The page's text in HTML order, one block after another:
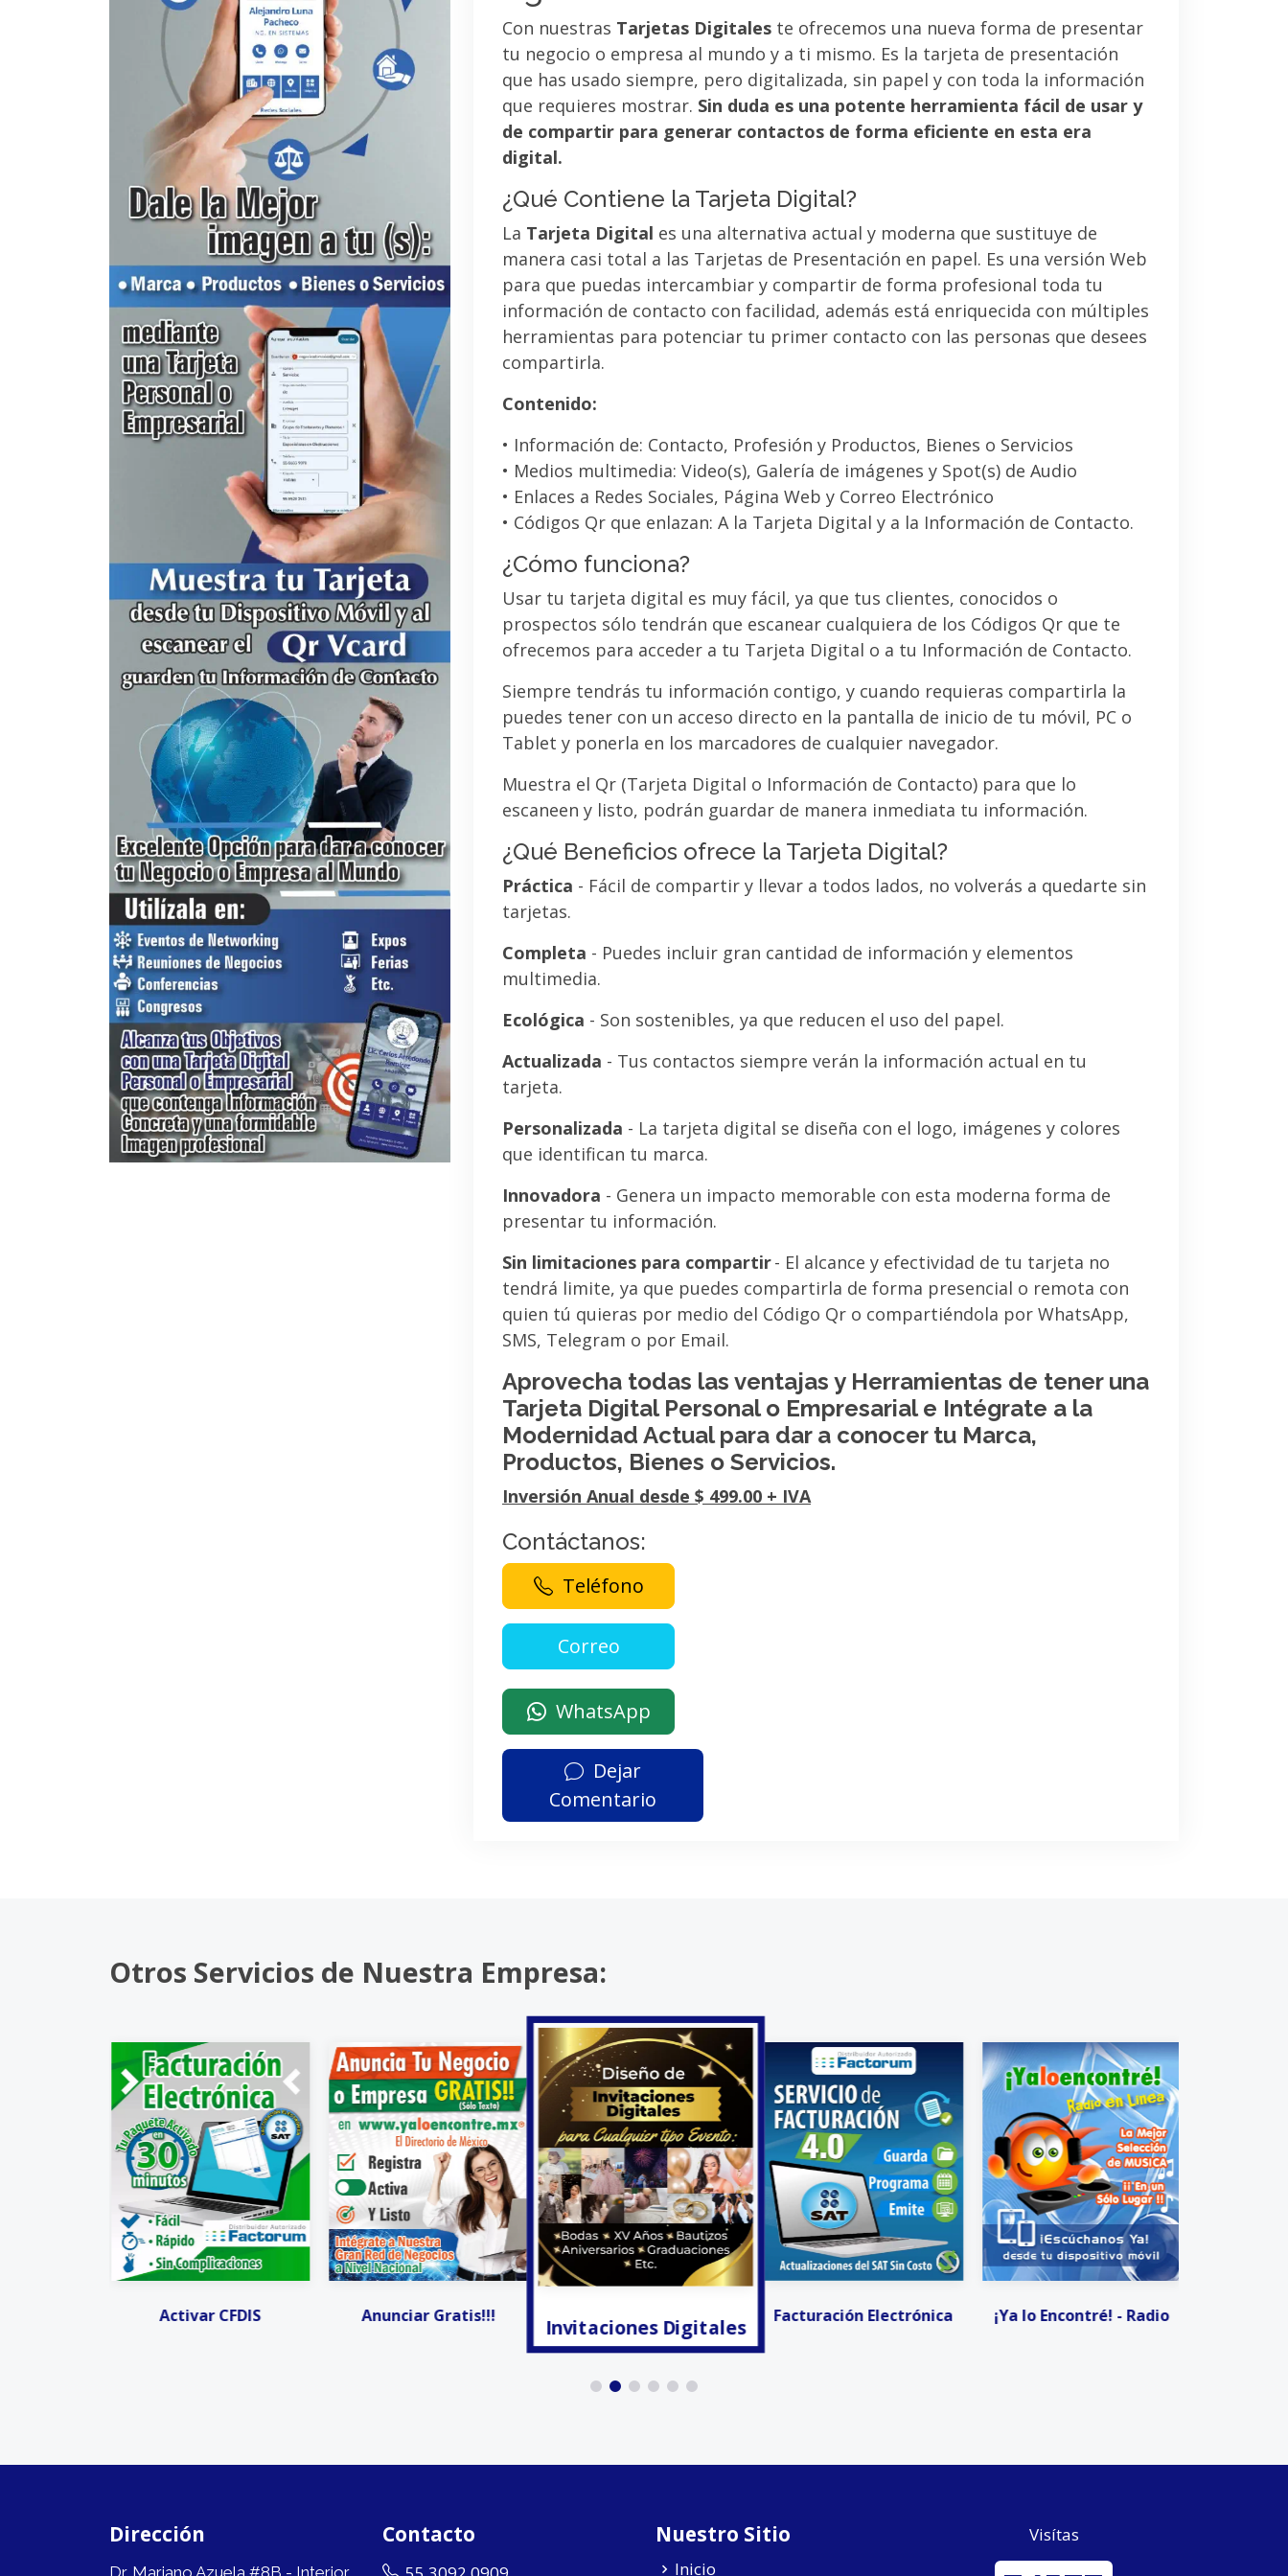
Con nuestras Tarjetas Digitales te ofrecemos una nueva forma de presentar
tu negocio o empresa al mundo y a ti mismo. Es la tarjeta de presentación
que has usado siempre, pero digitalizada, sin papel y con toda la información
que requieres mostrar. Sin duda es una potente herramienta fácil de usar y
de compartir para generar contactos de forma eficiente en esta era
digital.
¿Qué Contiene la Tarjeta Digital?
La Tarjeta Digital es una alternativa actual y moderna que sustituye de
manera casi total a las Tarjetas de Presentación en papel. Es una versión Web
para que puedas intercambiar y compartir de forma profesional toda tu
información de contacto con facilidad, además está enriquecida con múltiples
herramientas para potenciar tu primer contacto con las personas que desees
compartirla.
Contenido:
• Información de: Contacto, Profesión y Productos, Bienes o Servicios
• Medios multimedia: Video(s), Galería de imágenes y Spot(s) de Audio
• Enlaces a Redes Sociales, Página Web y Correo Electrónico
• Códigos Qr que enlazan: A la Tarjeta Digital y a la Información de Contacto.
¿Cómo funciona?
Usar tu tarjeta digital es muy fácil, ya que tus clientes, conocidos o
prospectos sólo tendrán que escanear cualquiera de los Códigos Qr que te
ofrecemos para acceder a tu Tarjeta Digital o a tu Información de Contacto.
Siempre tendrás tu información contigo, y cuando requieras compartirla la
puedes tener con un acceso directo en la pantalla de inicio de tu móvil, PC o
Tablet y ponerla en los marcadores de cualquier navegador.
Muestra el Qr (Tarjeta Digital o Información de Contacto) para que lo
escaneen y listo, podrán guardar de manera inmediata tu información.
¿Qué Beneficios ofrece la Tarjeta Digital?
Práctica - Fácil de compartir y llevar a todos lados, no volverás a quedarte sin
tarjetas.
Completa - Puedes incluir gran cantidad de información y elementos
multimedia.
Ecológica - Son sostenibles, ya que reducen el uso del papel.
Actualizada - Tus contactos siempre verán la información actual en tu
tarjeta.
Personalizada - La tarjeta digital se diseña con el logo, imágenes y colores
que identifican tu marca.
Innovadora - Genera un impacto memorable con esta moderna forma de
presentar tu información.
Sin limitaciones para compartir- El alcance y efectividad de tu tarjeta no
tendrá limite, ya que puedes compartirla de forma presencial o remota con
quien tú quieras por medio del Código Qr o compartiéndola por WhatsApp,
SMS, Telegram o por Email.
Aprovecha todas las ventajas y Herramientas de tener una
Tarjeta Digital Personal o Empresarial e Intégrate a la
Modernidad Actual para dar a conocer tu Marca,
Productos, Bienes o Servicios.
Inversión Anual desde $ 499.00 + IVA
Contáctanos:
Teléfono
WhatsApp
Dejar
Comentario
Otros Servicios de Nuestra Empresa:
Activar CFDIS Anunciar Gratis!!! Invitaciones Digitales Facturación Electrónica ¡Ya lo Encontré! - Radio
Dirección
Dr. Mariano Azuela #8B - Interior
Contacto Nuestro Sitio
Inicio
Visítas